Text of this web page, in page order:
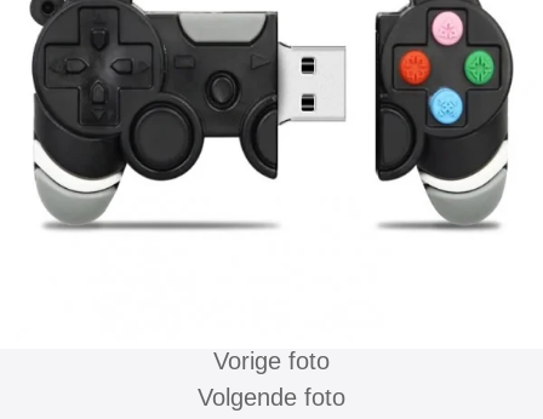
Vorige foto
Volgende foto